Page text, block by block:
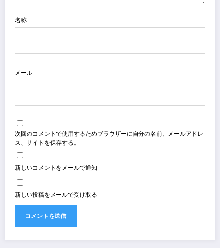
名称
メール
次回のコメントで使用するためブラウザーに自分の名前、メールアドレ
ス、サイトを保存する。
新しいコメントをメールで通知
新しい投稿をメールで受け取る